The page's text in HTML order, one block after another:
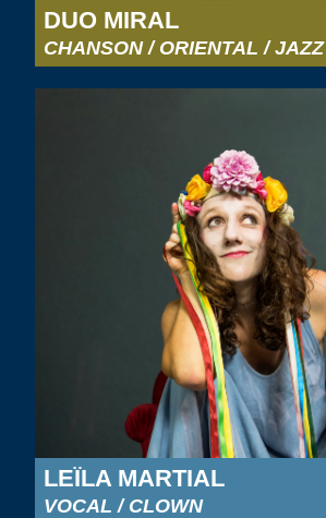
DUO MIRAL
CHANSON / ORIENTAL / JAZZ
LEÏLA MARTIAL
VOCAL / CLOWN